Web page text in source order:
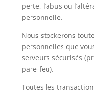
perte, l’abus ou
personnelle.
Nous stockerons
personnelles que
serveurs sécurisés
pare-feu).
Toutes les